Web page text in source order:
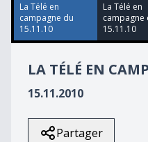
La Télé en
campagne du
15.11.10
La Télé en
campagne
15.11.10
LA TÉLÉ EN
15.11.2010
Partager